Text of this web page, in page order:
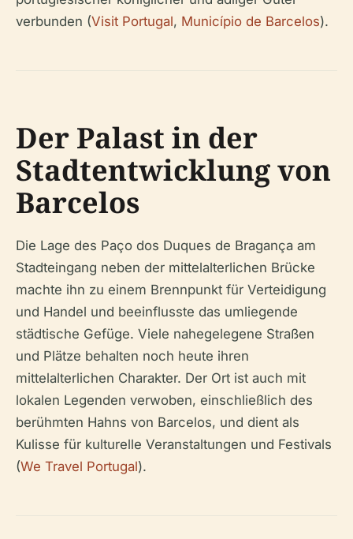
verbunden (Visit Portugal, Município de Barcelos).
Der Palast in der
Stadtentwicklung von
Barcelos
Die Lage des Paço dos Duques de Bragança am
Stadteingang neben der mittelalterlichen Brücke
machte ihn zu einem Brennpunkt für Verteidigung
und Handel und beeinflusste das umliegende
städtische Gefüge. Viele nahegelegene Straßen
und Plätze behalten noch heute ihren
mittelalterlichen Charakter. Der Ort ist auch mit
lokalen Legenden verwoben, einschließlich des
berühmten Hahns von Barcelos, und dient als
Kulisse für kulturelle Veranstaltungen und Festivals
(We Travel Portugal).